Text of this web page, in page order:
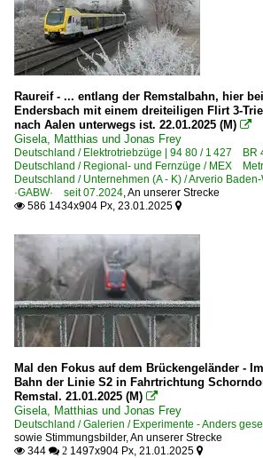
Raureif - ... entlang der Remstalbahn, hier
Endersbach mit einem dreiteiligen Flirt 3-
nach Aalen unterwegs ist. 22.01.2025 (M) 
Gisela, Matthias und Jonas Frey
Deutschland / Elektrotriebzüge | 94 80 / 1 427 BR
Deutschland / Regional- und Fernzüge / MEX
Deutschland / Unternehmen (A - K) / Arverio
·GABW· seit 07.2024,An unserer Strecke
 586 1434x904 Px, 23.01.2025 
Mal den Fokus auf dem Brückengeländer -
Bahn der Linie S2 in Fahrtrichtung
Remstal. 21.01.2025 (M) 
Gisela, Matthias und Jonas Frey
Deutschland / Galerien / Experimente - Anders
sowie Stimmungsbilder,An unserer Strecke
 344  2 1497x904 Px, 21.01.2025 